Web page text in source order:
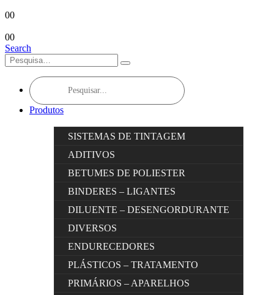
00
00
Search
Products
search
Produtos
SISTEMAS DE TINTAGEM
ADITIVOS
BETUMES DE POLIESTER
BINDERES – LIGANTES
DILUENTE – DESENGORDURANTE
DIVERSOS
ENDURECEDORES
PLÁSTICOS – TRATAMENTO
PRIMÁRIOS – APARELHOS